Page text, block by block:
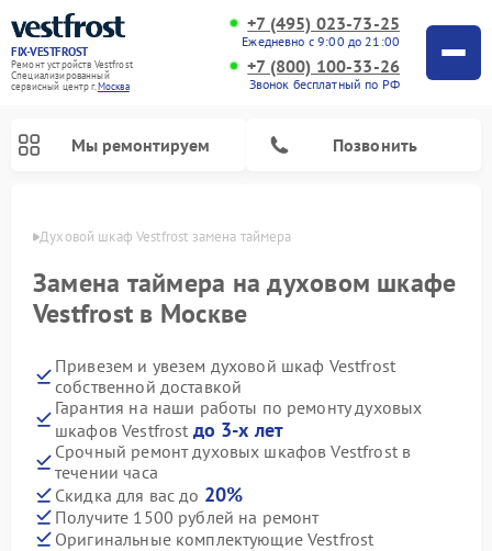
FIX-VESTFROST
Ремонт устройств Vestfrost
Специализированный
cервисный центр г.Москва
+7 (495) 023-73-25
Ежедневно с 9:00 до 21:00
+7 (800) 100-33-26
Звонок бесплатный по РФ
Мы ремонтируем Позвонить
Духовой шкаф Vestfrost замена таймера
Замена таймера на духовом шкафе
Vestfrost в Москве
Привезем и увезем духовой шкаф Vestfrost
собственной доставкой
Гарантия на наши работы по ремонту духовых
шкафов Vestfrost до 3-х лет
Срочный ремонт духовых шкафов Vestfrost в
течении часа
Скидка для вас до 20%
Получите 1500 рублей на ремонт
Оригинальные комплектующие Vestfrost